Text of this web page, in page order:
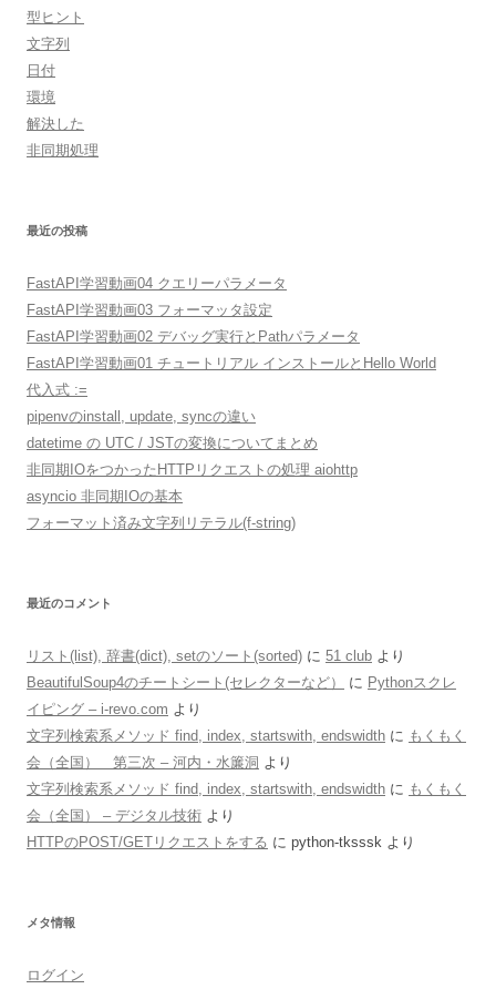
型ヒント
文字列
日付
環境
解決した
非同期処理
最近の投稿
FastAPI学習動画04 クエリーパラメータ
FastAPI学習動画03 フォーマッタ設定
FastAPI学習動画02 デバッグ実行とPathパラメータ
FastAPI学習動画01 チュートリアル インストールとHello World
代入式 :=
pipenvのinstall, update, syncの違い
datetime の UTC / JSTの変換についてまとめ
非同期IOをつかったHTTPリクエストの処理 aiohttp
asyncio 非同期IOの基本
フォーマット済み文字列リテラル(f-string)
最近のコメント
リスト(list), 辞書(dict), setのソート(sorted) に 51 club より
BeautifulSoup4のチートシート(セレクターなど）
に Pythonスクレ
イピング – i-revo.com より
文字列検索系メソッド find, index, startswith, endswidth に もくもく
会（全国） 第三次 – 河内・水簾洞 より
文字列検索系メソッド find, index, startswith, endswidth に もくもく
会（全国） – デジタル技術 より
HTTPのPOST/GETリクエストをする に python-tksssk より
メタ情報
ログイン